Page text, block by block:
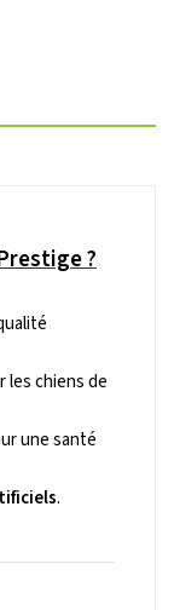
?
les chiens de
une santé
.